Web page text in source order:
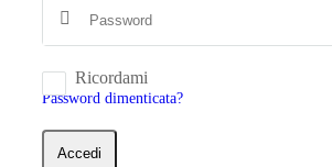
Ricordami
Password dimenticata?
Accedi